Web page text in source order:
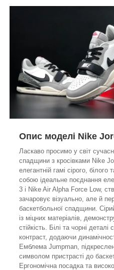
Опис моделі Nike
Ласкаво просимо у світ
спадщини з кросівками Nike
елегантній гамі сірого,
собою ідеальне поєднання
3 і Nike Air Alpha Force Low,
зачаровує візуально, але й
баскетбольної спадщини.
із міцних матеріалів,
стійкість. Білі та чорні
контраст, додаючи
Емблема Jumpman,
символом пристрасті до
Ергономічна посадка та